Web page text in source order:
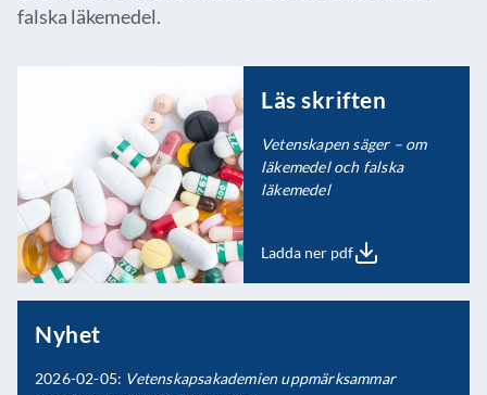
falska läkemedel.
Läs skriften
Vetenskapen säger – om
läkemedel och falska
läkemedel
Ladda ner pdf
Nyhet
2026-02-05: Vetenskapsakademien uppmärksammar